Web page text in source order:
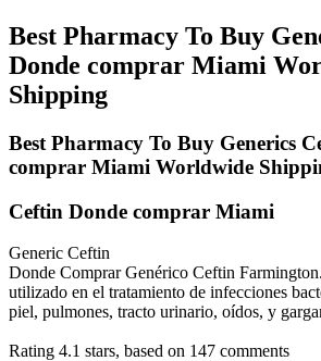
Best Pharmacy To Buy
Donde comprar Miami
Shipping
Best Pharmacy To Buy Generics
comprar Miami Worldwide
Ceftin Donde comprar Miami
Generic Ceftin
Donde Comprar Genérico Ceftin
utilizado en el tratamiento de infecciones
piel, pulmones, tracto urinario, oídos, y
Rating 4.1 stars, based on 147 comments